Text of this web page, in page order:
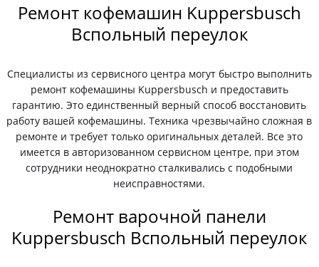
Ремонт кофемашин Kuppersbusch
Вспольный переулок
Специалисты из сервисного центра могут быстро выполнить
ремонт кофемашины Kuppersbusch и предоставить
гарантию. Это единственный верный способ восстановить
работу вашей кофемашины. Техника чрезвычайно сложная в
ремонте и требует только оригинальных деталей. Все это
имеется в авторизованном сервисном центре, при этом
сотрудники неоднократно сталкивались с подобными
неисправностями.
Ремонт варочной панели
Kuppersbusch Вспольный переулок